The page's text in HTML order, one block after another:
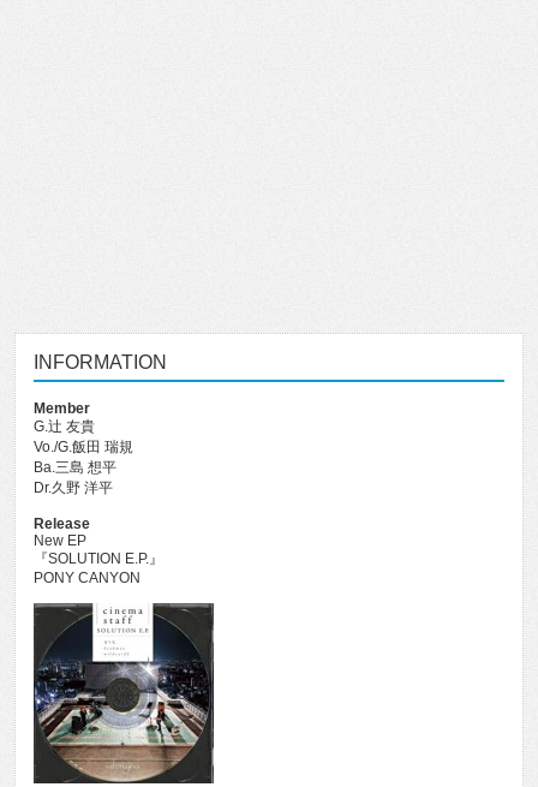
INFORMATION
Member
G.辻 友貴
Vo./G.飯田 瑞規
Ba.三島 想平
Dr.久野 洋平
Release
New EP
『SOLUTION E.P.』
PONY CANYON